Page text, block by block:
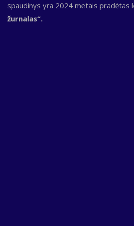
spaudinys yra 2024 metais pradėtas
žurnalas“.